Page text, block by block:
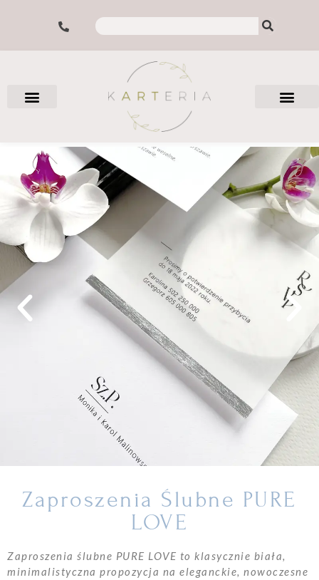
Zaproszenia Ślubne PURE
LOVE
Zaproszenia ślubne PURE LOVE to klasycznie biała,
minimalistyczna propozycja na eleganckie, nowoczesne